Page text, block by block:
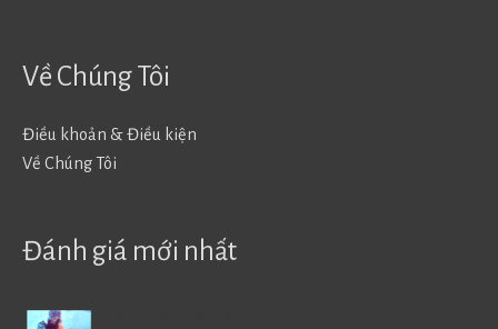
Về Chúng Tôi
Điều khoản & Điều kiện
Về Chúng Tôi
Đánh giá mới nhất